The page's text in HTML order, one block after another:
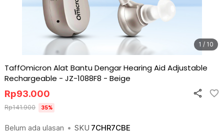
1 / 10
TaffOmicron Alat Bantu Dengar Hearing Aid Adjustable
Rechargeable - JZ-1088F8 - Beige
Belum ada ulasan • SKU 7CHR7CBE
Rp93.000
Rp141.900 35%